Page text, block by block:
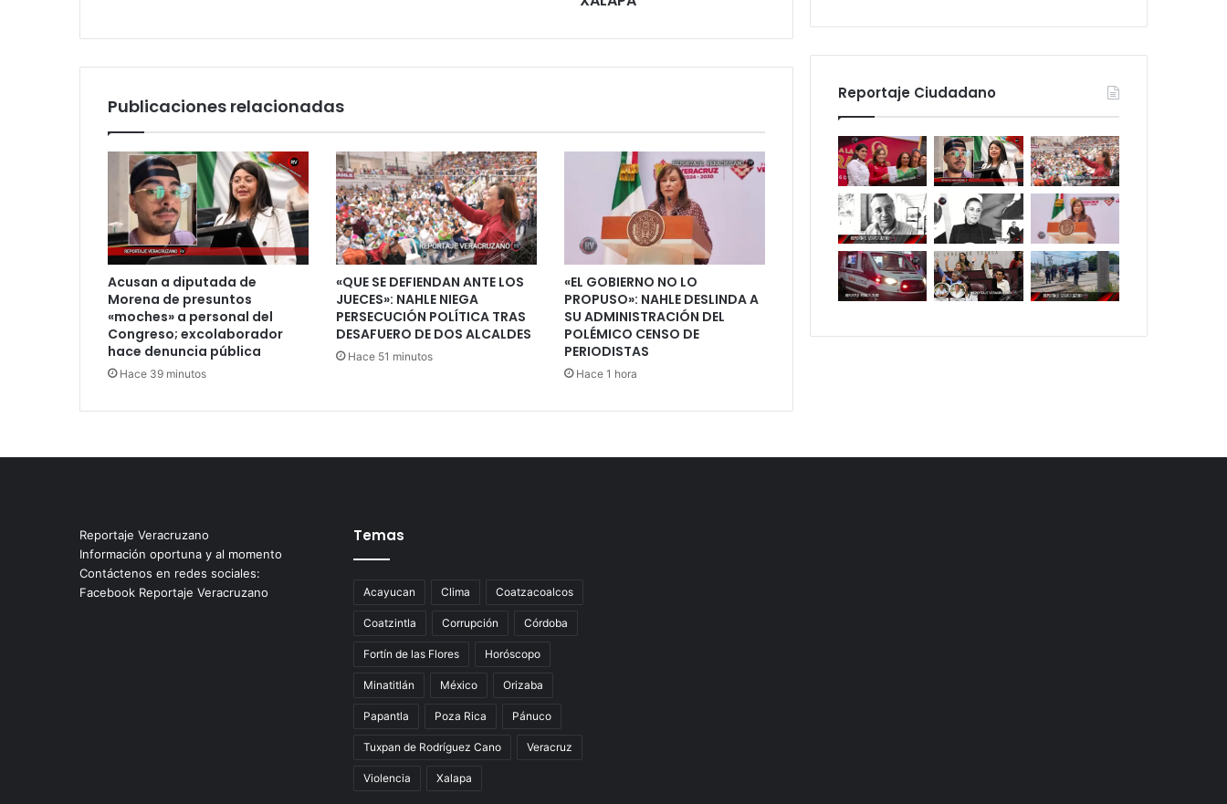
INTEMPERIE
Publicaciones relacionadas
Acusan a diputada de
Morena de presuntos
«moches» a personal del
Congreso; excolaborador
hace denuncia pública
Hace 39 minutos
«QUE SE DEFIENDAN ANTE LOS
JUECES»: NAHLE NIEGA
PERSECUCIÓN POLÍTICA TRAS
DESAFUERO DE DOS ALCALDES
Hace 51 minutos
«EL GOBIERNO NO LO
PROPUSO»: NAHLE DESLINDA A
SU ADMINISTRACIÓN DEL
POLÉMICO CENSO DE
PERIODISTAS
Hace 1 hora
Reportaje Ciudadano
Reportaje Veracruzano
Información oportuna y al momento
Contáctenos en redes sociales:
Facebook Reportaje Veracruzano
Temas
Acayucan Clima Coatzacoalcos
Coatzintla Corrupción Córdoba
Fortín de las Flores Horóscopo
Minatitlán México Orizaba
Papantla Poza Rica Pánuco
Tuxpan de Rodríguez Cano Veracruz
Violencia Xalapa